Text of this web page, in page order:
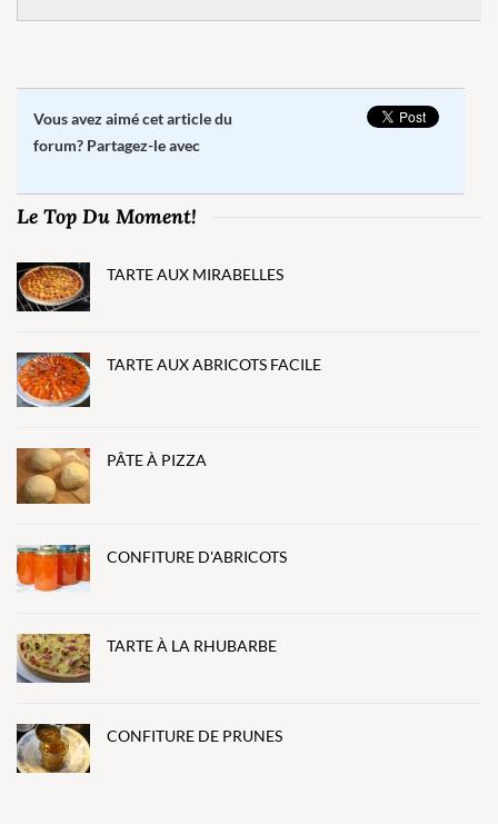
Vous avez aimé cet article du
forum? Partagez-le avec
Le Top Du Moment!
TARTE AUX MIRABELLES
TARTE AUX ABRICOTS FACILE
PÂTE À PIZZA
CONFITURE D'ABRICOTS
TARTE À LA RHUBARBE
CONFITURE DE PRUNES